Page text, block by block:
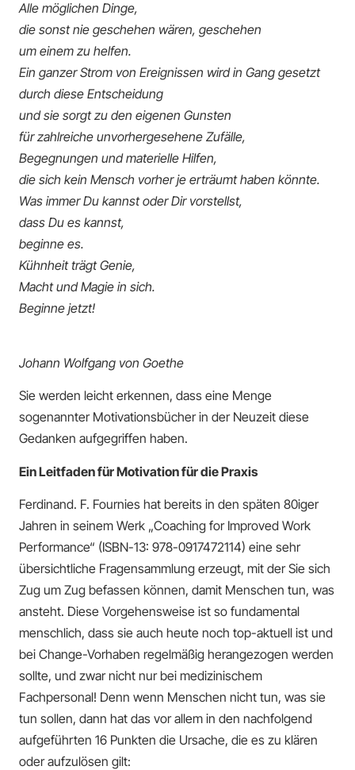
Alle möglichen Dinge,
die sonst nie geschehen wären, geschehen
um einem zu helfen.
Ein ganzer Strom von Ereignissen wird in Gang gesetzt
durch diese Entscheidung
und sie sorgt zu den eigenen Gunsten
für zahlreiche unvorhergesehene Zufälle,
Begegnungen und materielle Hilfen,
die sich kein Mensch vorher je erträumt haben könnte.
Was immer Du kannst oder Dir vorstellst,
dass Du es kannst,
beginne es.
Kühnheit trägt Genie,
Macht und Magie in sich.
Beginne jetzt!
Johann Wolfgang von Goethe
Sie werden leicht erkennen, dass eine Menge
sogenannter Motivationsbücher in der Neuzeit diese
Gedanken aufgegriffen haben.
Ein Leitfaden für Motivation für die Praxis
Ferdinand. F. Fournies hat bereits in den späten 80iger
Jahren in seinem Werk „Coaching for Improved Work
Performance“ (ISBN-13‏:‎ 978-0917472114) eine sehr
übersichtliche Fragensammlung erzeugt, mit der Sie sich
Zug um Zug befassen können, damit Menschen tun, was
ansteht. Diese Vorgehensweise ist so fundamental
menschlich, dass sie auch heute noch top-aktuell ist und
bei Change-Vorhaben regelmäßig herangezogen werden
sollte, und zwar nicht nur bei medizinischem
Fachpersonal! Denn wenn Menschen nicht tun, was sie
tun sollen, dann hat das vor allem in den nachfolgend
aufgeführten 16 Punkten die Ursache, die es zu klären
oder aufzulösen gilt: